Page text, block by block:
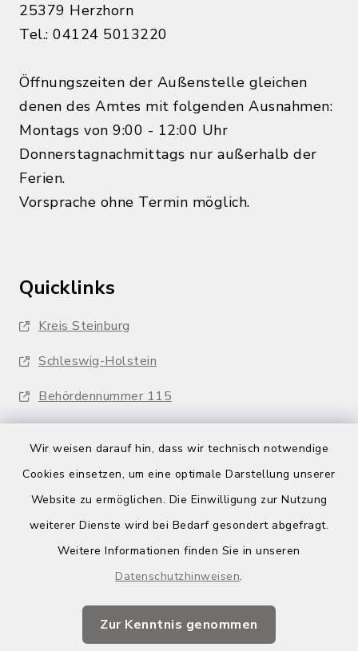
Wir weisen darauf hin, dass wir technisch notwendige
Cookies einsetzen, um eine optimale Darstellung unserer
Website zu ermöglichen. Die Einwilligung zur Nutzung
weiterer Dienste wird bei Bedarf gesondert abgefragt.
Weitere Informationen finden Sie in unseren
Datenschutzhinweisen.
Zur Kenntnis genommen
25379 Herzhorn
Tel.: 04124 5013220
Öffnungszeiten der Außenstelle gleichen
denen des Amtes mit folgenden Ausnahmen:
Montags von 9:00 - 12:00 Uhr
Donnerstagnachmittags nur außerhalb der
Ferien.
Vorsprache ohne Termin möglich.
Quicklinks
Kreis Steinburg
Schleswig-Holstein
Behördennummer 115
Barrierefreiheit
Impressum